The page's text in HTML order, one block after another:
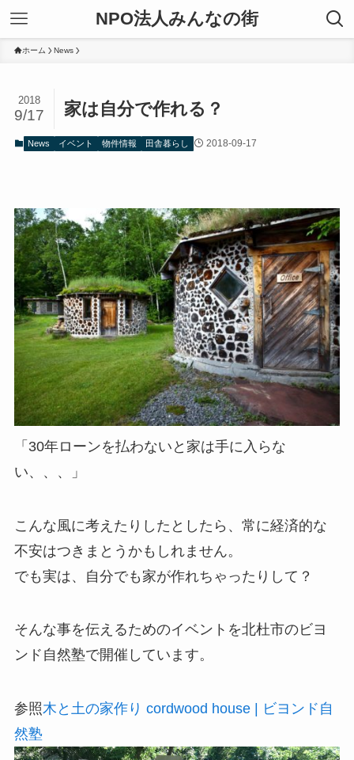
NPO法人みんなの街
ホーム News
家は自分で作れる？
2018
9/17
News イベント 物件情報 田舎暮らし 2018-09-17
「30年ローンを払わないと家は手に入らな
い、、、」
こんな風に考えたりしたとしたら、常に経済的な
不安はつきまとうかもしれません。
でも実は、自分でも家が作れちゃったりして？
そんな事を伝えるためのイベントを北杜市のビヨ
ンド自然塾で開催しています。
参照木と土の家作り cordwood house | ビヨンド自
然塾